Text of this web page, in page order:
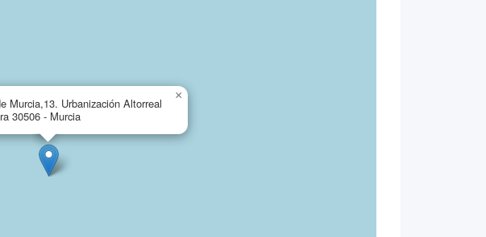
Murcia,13. Urbanización Altorreal
30506 - Murcia
×